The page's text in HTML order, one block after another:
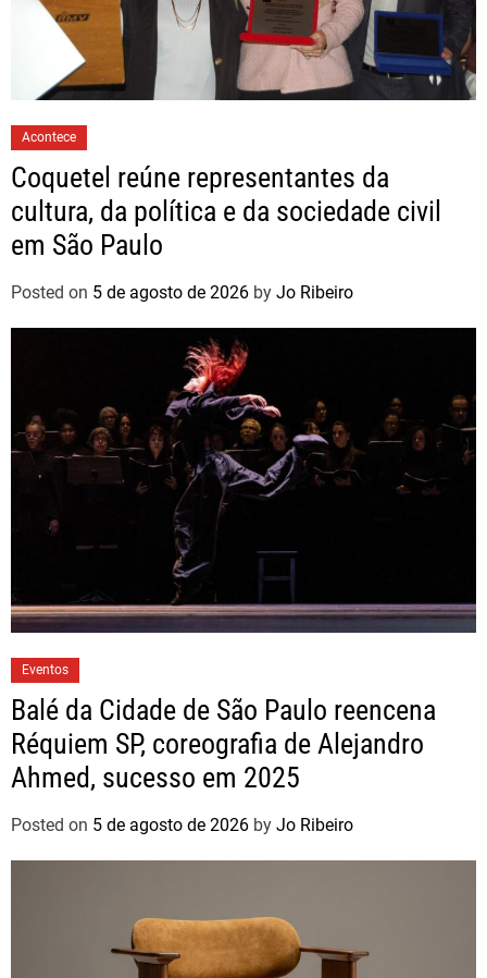
Acontece
Coquetel reúne representantes da
cultura, da política e da sociedade civil
em São Paulo
Posted on 5 de agosto de 2026 by Jo Ribeiro
Eventos
Balé da Cidade de São Paulo reencena
Réquiem SP, coreografia de Alejandro
Ahmed, sucesso em 2025
Posted on 5 de agosto de 2026 by Jo Ribeiro